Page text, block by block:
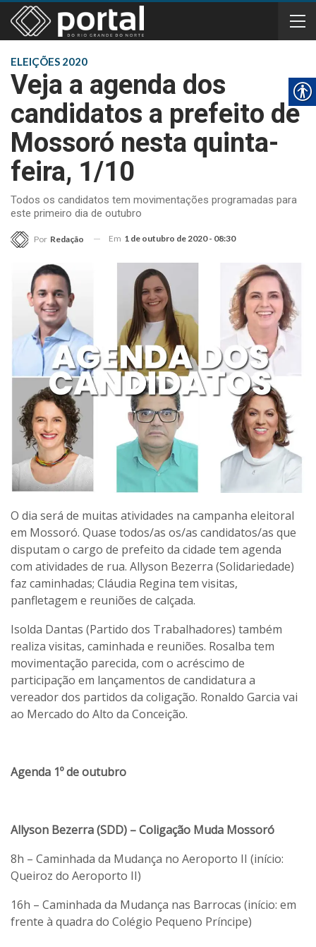
ELEIÇÕES 2020
Veja a agenda dos
candidatos a prefeito de
Mossoró nesta quinta-
feira, 1/10
Todos os candidatos tem movimentações programadas para
este primeiro dia de outubro
Por Redação Em 1 de outubro de 2020 - 08:30
O dia será de muitas atividades na campanha eleitoral
em Mossoró. Quase todos/as os/as candidatos/as que
disputam o cargo de prefeito da cidade tem agenda
com atividades de rua. Allyson Bezerra (Solidariedade)
faz caminhadas; Cláudia Regina tem visitas,
panfletagem e reuniões de calçada.
Isolda Dantas (Partido dos Trabalhadores) também
realiza visitas, caminhada e reuniões. Rosalba tem
movimentação parecida, com o acréscimo de
participação em lançamentos de candidatura a
vereador dos partidos da coligação. Ronaldo Garcia vai
ao Mercado do Alto da Conceição.
Agenda 1º de outubro
Allyson Bezerra (SDD) – Coligação Muda Mossoró
8h – Caminhada da Mudança no Aeroporto II (início:
Queiroz do Aeroporto II)
16h – Caminhada da Mudança nas Barrocas (início: em
frente à quadra do Colégio Pequeno Príncipe)